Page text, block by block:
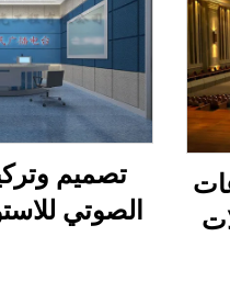
تصميم
الصوتي